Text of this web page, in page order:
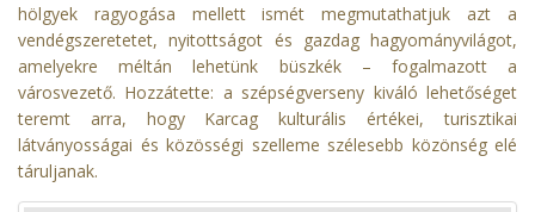
hölgyek ragyogása mellett ismét megmutathatjuk azt a
vendégszeretetet, nyitottságot és gazdag hagyományvilágot,
amelyekre méltán lehetünk büszkék – fogalmazott a
városvezető. Hozzátette: a szépségverseny kiváló lehetőséget
teremt arra, hogy Karcag kulturális értékei, turisztikai
látványosságai és közösségi szelleme szélesebb közönség elé
táruljanak.